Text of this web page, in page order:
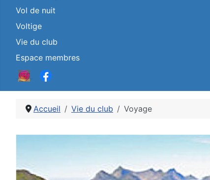
Vol de nuit
Voltige
Vie du club
Espace membres
Accueil Vie du club Voyage